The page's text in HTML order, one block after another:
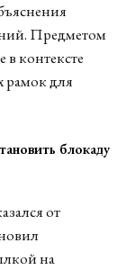
Предметом
в контексте
рамок для
блокаду
от
на